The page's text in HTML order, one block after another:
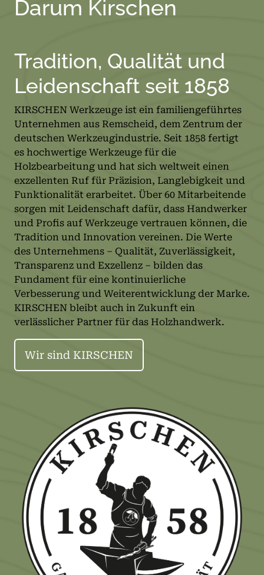
Darum Kirschen
Tradition, Qualität und
Leidenschaft seit 1858
KIRSCHEN Werkzeuge ist ein familiengeführtes
Unternehmen aus Remscheid, dem Zentrum der
deutschen Werkzeugindustrie. Seit 1858 fertigt
es hochwertige Werkzeuge für die
Holzbearbeitung und hat sich weltweit einen
exzellenten Ruf für Präzision, Langlebigkeit und
Funktionalität erarbeitet. Über 60 Mitarbeitende
sorgen mit Leidenschaft dafür, dass Handwerker
und Profis auf Werkzeuge vertrauen können, die
Tradition und Innovation vereinen. Die Werte
des Unternehmens – Qualität, Zuverlässigkeit,
Transparenz und Exzellenz – bilden das
Fundament für eine kontinuierliche
Verbesserung und Weiterentwicklung der Marke.
KIRSCHEN bleibt auch in Zukunft ein
verlässlicher Partner für das Holzhandwerk.
Wir sind KIRSCHEN